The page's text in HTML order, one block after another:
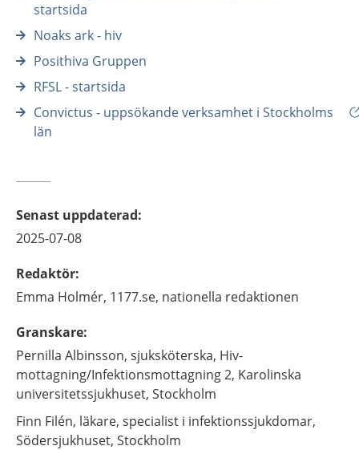
startsida
Noaks ark - hiv
Posithiva Gruppen
RFSL - startsida
Convictus - uppsökande verksamhet i Stockholms
län
Senast uppdaterad:
2025-07-08
Redaktör:
Emma Holmér, 1177.se, nationella redaktionen
Granskare:
Pernilla Albinsson, sjuksköterska, Hiv-
mottagning/Infektionsmottagning 2, Karolinska
universitetssjukhuset, Stockholm
Finn Filén, läkare, specialist i infektionssjukdomar,
Södersjukhuset, Stockholm